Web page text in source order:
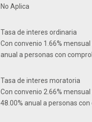
No Aplica
Tasa de interes ordinaria
Con convenio 1.66%
anual a personas con
Tasa de interes moratoria
Con convenio 2.66%
48.00% anual a personas